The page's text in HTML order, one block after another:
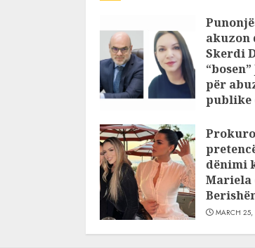
Skerdi
për
publike
JULY 24,
dënimi
Mariela
MARCH 25,